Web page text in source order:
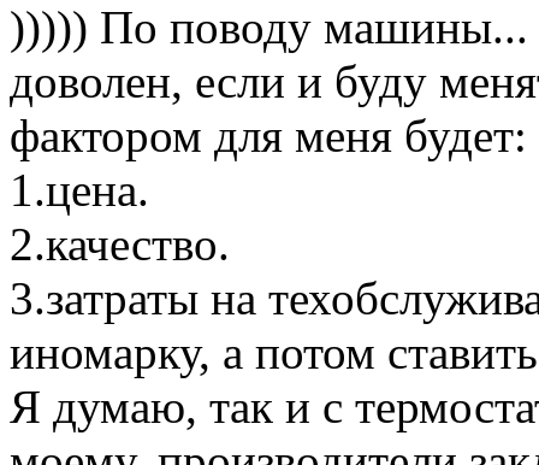
))))) По поводу машины...
доволен, если и буду
фактором для меня будет:
1.цена.
2.качество.
3.затраты на
иномарку, а потом
Я думаю, так и с